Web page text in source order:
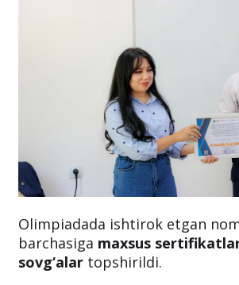
Olimpiadada ishtirok etgan
barchasiga maxsus
sovg‘alar topshirildi.